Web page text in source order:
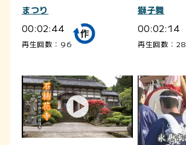
まつり
00:02:44
再生回数：96
獅子舞
00:02:14
再生回数：28